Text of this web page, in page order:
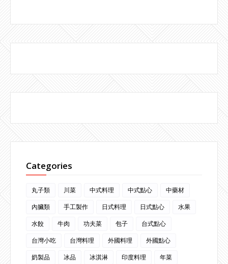
Categories
丸子類 川菜 中式料理 中式點心
中藥材
內臟類
手工製作 日式料理 日式點心
水果
水餃
牛肉 功夫菜 包子
台式點心
台灣小吃
台灣料理 外國料理
外國點心
奶製品
冰品 冰淇淋 印度料理 年菜